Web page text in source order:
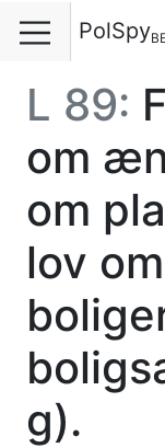
PolSpy
L 89:
om
om
lov
g).